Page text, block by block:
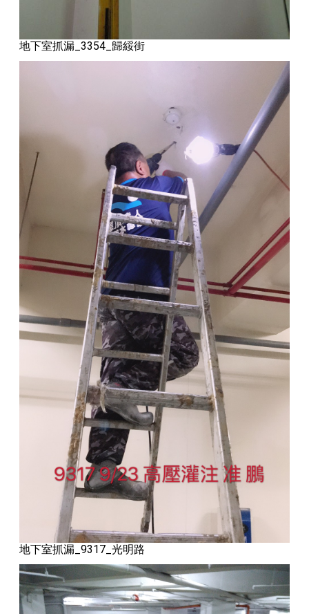
地下室抓漏_3354_歸綏街
地下室抓漏_9317_光明路